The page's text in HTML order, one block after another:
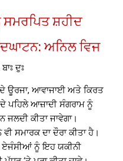
ਸਮਰਪਿਤ ਸ਼ਹੀਦ
ਅਨਿਲ ਵਿਜ
ਦੁਃ
ਊਰਜਾ, ਆਵਾਜਾਈ ਅਤੇ ਕਿਰਤ
ਦੇ ਪਹਿਲੇ ਆਜ਼ਾਦੀ ਸੰਗਰਾਮ ਨੂੰ
ਕੀਤਾ ਜਾਵੇਗਾ।
ਸਮਾਰਕ ਦਾ ਦੌਰਾ ਕੀਤਾ ਹੈ।
ਏਜੰਸੀਆਂ ਨੂੰ ਇਹ ਯਕੀਨੀ